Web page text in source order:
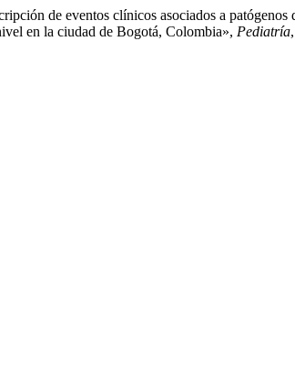
de eventos clínicos asociados a
en la ciudad de Bogotá, Colombia», Pediatría